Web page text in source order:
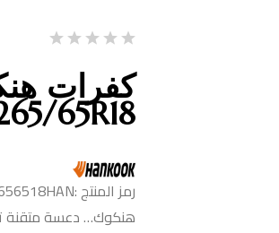
كفرات
65R18
رمز المنتج :252656518HAN
هنكوك… دعسة متقنة